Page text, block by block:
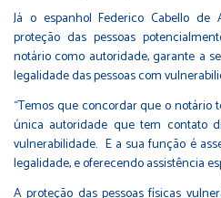
Já o espanhol Federico Cabello
proteção das pessoas
notário como autoridade, garante a
legalidade das pessoas com
“Temos que concordar que o notário
única autoridade que tem contato
vulnerabilidade. E a sua função é
legalidade, e oferecendo assistência
A proteção das pessoas físicas